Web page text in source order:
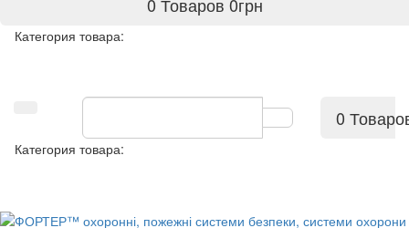
Категория товара:
0
Категория товара: